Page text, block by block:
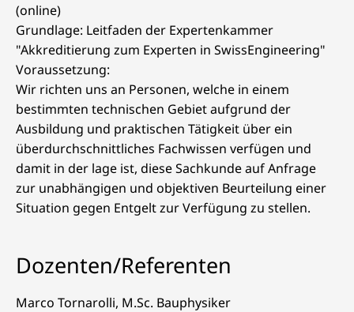
(online)
Grundlage: Leitfaden der Expertenkammer
"Akkreditierung zum Experten in SwissEngineering"
Voraussetzung:
Wir richten uns an Personen, welche in einem
bestimmten technischen Gebiet aufgrund der
Ausbildung und praktischen Tätigkeit über ein
überdurchschnittliches Fachwissen verfügen und
damit in der lage ist, diese Sachkunde auf Anfrage
zur unabhängigen und objektiven Beurteilung einer
Situation gegen Entgelt zur Verfügung zu stellen.
Dozenten/Referenten
Marco Tornarolli, M.Sc. Bauphysiker